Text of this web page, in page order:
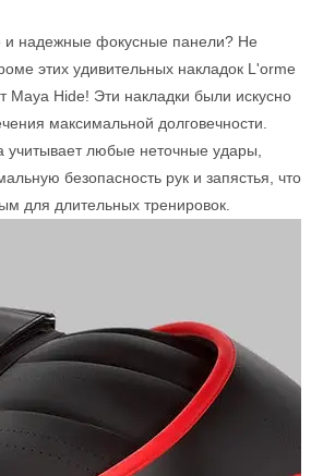
и надежные фокусные панели? Не
этих удивительных накладок L'orme
Maya Hide! Эти накладки были искусно
максимальной долговечности.
учитывает любые неточные удары,
безопасность рук и запястья, что
для длительных тренировок.